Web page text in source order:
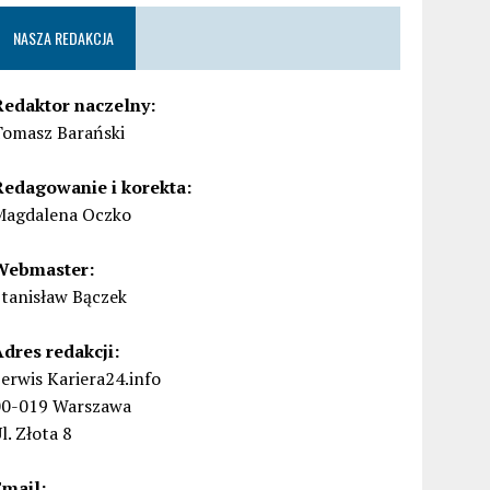
NASZA REDAKCJA
naczelny:
Barański
i korekta:
Oczko
Bączek
redakcji:
Kariera24.info
019 Warszawa
Złota 8